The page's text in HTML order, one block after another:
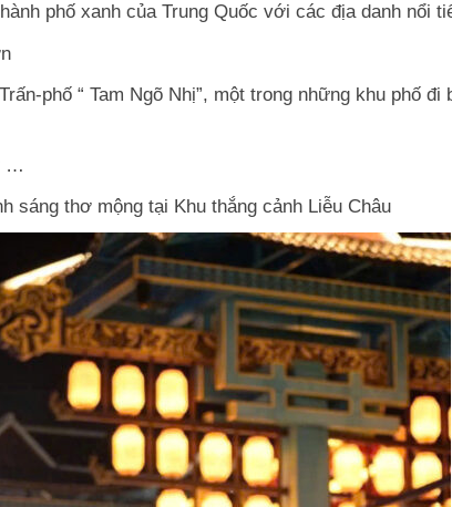
phố xanh của Trung Quốc với các địa danh nổi
phố “ Tam Ngõ Nhị”, một trong những khu phố đi
…
sáng thơ mộng tại Khu thắng cảnh Liễu Châu